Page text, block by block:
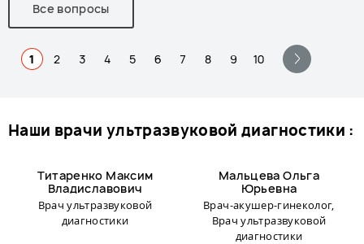
Все вопросы
1 2 3 4 5 6 7 8 9 10
наши врачи ультразвуковой диагностики :
Титаренко Максим
Владиславович
Врач ультразвуковой
диагностики
Мальцева Ольга
Юрьевна
Врач-акушер-гинеколог,
Врач ультразвуковой
диагностики